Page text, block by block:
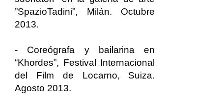
”SpazioTadini”, Milán. Octubre
2013.
- Coreógrafa y bailarina en
“Khordes”, Festival Internacional
del Film de Locarno, Suiza.
Agosto 2013.